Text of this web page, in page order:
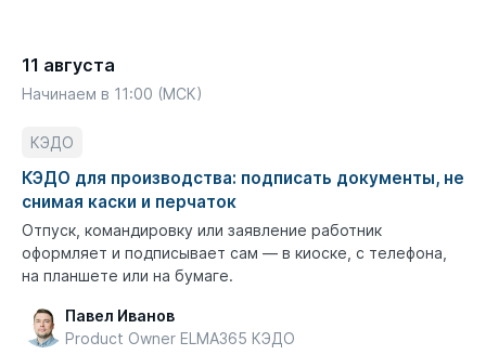
11 августа
Начинаем в 11:00 (МСК)
КЭДО
КЭДО для производства: подписать документы, не
снимая каски и перчаток
Отпуск, командировку или заявление работник
оформляет и подписывает сам — в киоске, с телефона,
на планшете или на бумаге.
Павел Иванов
Product Owner ELMA365 КЭДО